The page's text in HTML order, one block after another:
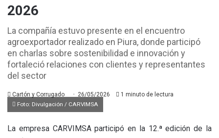
2026
La compañía estuvo presente en el encuentro
agroexportador realizado en Piura, donde participó
en charlas sobre sostenibilidad e innovación y
fortaleció relaciones con clientes y representantes
del sector
Cartón y Corrugado 26/05/2026
1 minuto de lectura
Foto: Divulgación / CARVIMSA
La empresa CARVIMSAparticipó en la 12.ª edición de la